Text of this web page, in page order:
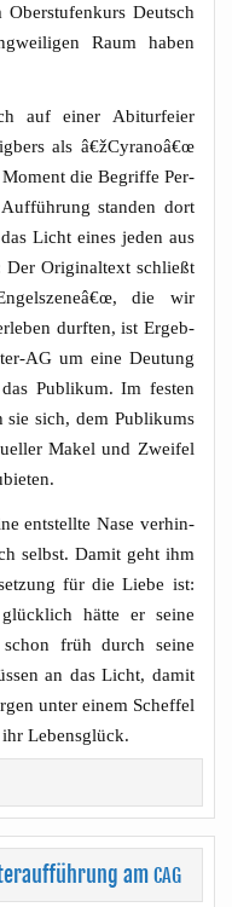
Deutsch
Raum haben
auf einer Abitur­fei­er
als â€žCyranoâ€œ
die Begrif­fe Per­
stan­den dort
Licht eines jeden aus
Der Ori­gi­nal­text schließt
die wir
durf­ten, ist Ergeb­
AG um eine Deu­tung
Publi­kum. Im fes­ten
sie sich, dem Publi­kums
Makel und Zwei­fel
ent­stell­te Nase ver­hin­
selbst. Damit geht ihm
für die Lie­be ist:
hät­te er sei­ne
früh durch sei­ne
an das Licht, damit
unter einem Schef­fel
Lebensglück.
amCAG